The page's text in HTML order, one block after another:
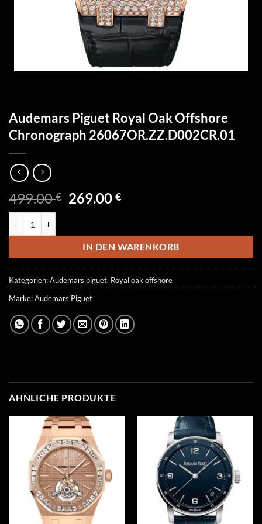
Audemars Piguet Royal Oak Offshore
Chronograph 26067OR.ZZ.D002CR.01
499.00€ Ursprünglicher
499.00 €
269.00€Aktueller
269.00 €.
IN DEN WARENKORB
Kategorien:Audemars piguet, Royal oak offshore
Marke:Audemars Piguet
ÄHNLICHE PRODUKTE